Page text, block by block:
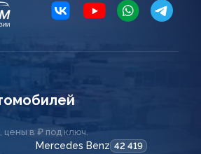
цены в ₽ под ключ.
Mercedes Benz 42 419